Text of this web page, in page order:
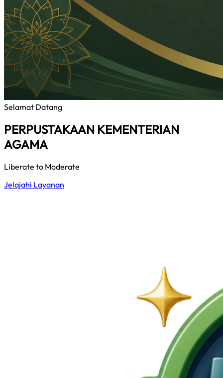
Selamat Datang
PERPUSTAKAAN KEMENTERIAN
AGAMA
Liberate to Moderate
Jelajahi Layanan